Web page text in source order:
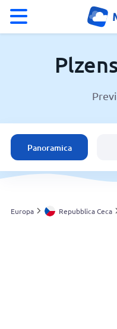
Meteo in Plzensky Kraj
Repubblica Ceca
Italia
Svizzera
Panoramica
Europa Repubblica Ceca